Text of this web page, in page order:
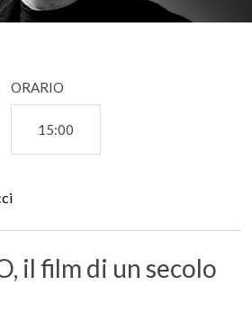
ORARIO
15:00
il film di un secolo